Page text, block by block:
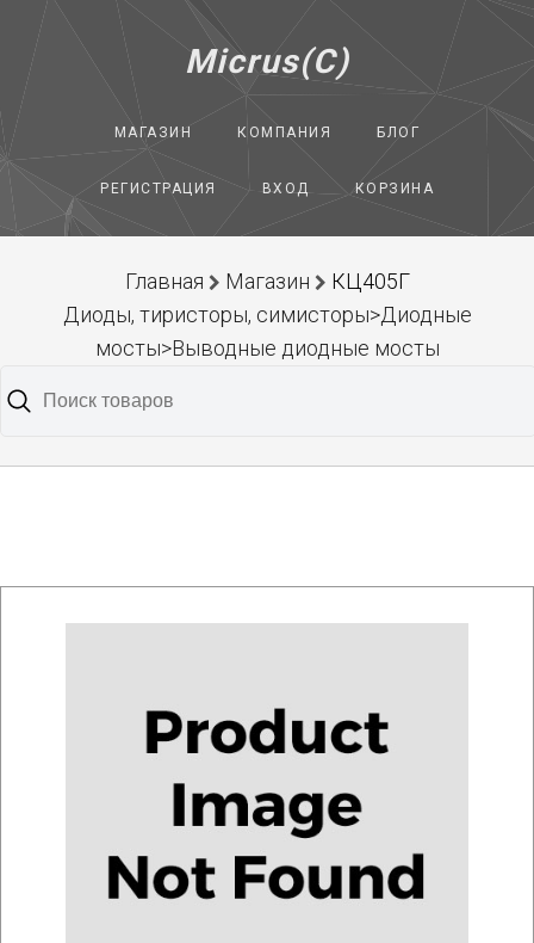
Micrus(C)
МАГАЗИН КОМПАНИЯ БЛОГ
РЕГИСТРАЦИЯ ВХОД КОРЗИНА
Главная Магазин
КЦ405Г
Диоды, тиристоры, симисторы>Диодные
мосты>Выводные диодные мосты